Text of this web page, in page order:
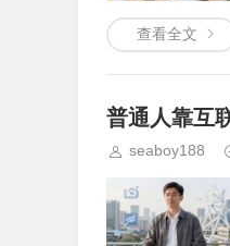
查看全文
普通人靠互
seaboy188